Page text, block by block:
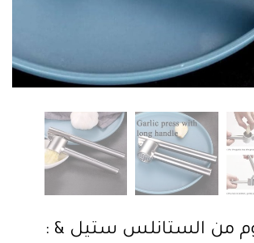
من الستانلس ستيل & :